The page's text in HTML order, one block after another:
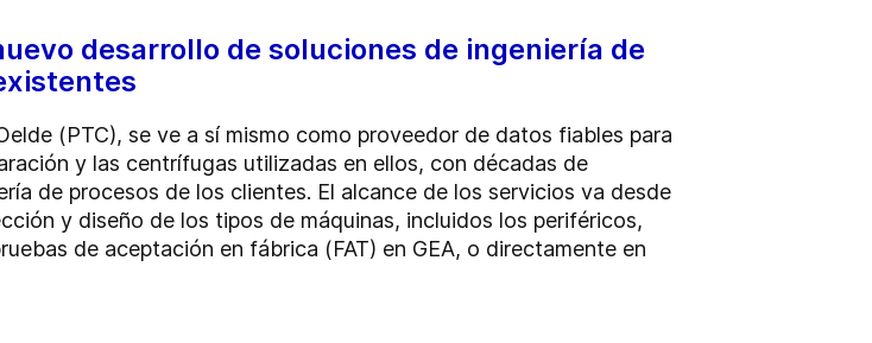
desarrollo de soluciones de ingeniería de
(PTC), se ve a sí mismo como proveedor de datos fiables para
y las centrífugas utilizadas en ellos, con décadas de
de procesos de los clientes. El alcance de los servicios va desde
y diseño de los tipos de máquinas, incluidos los periféricos,
de aceptación en fábrica (FAT) en GEA, o directamente en